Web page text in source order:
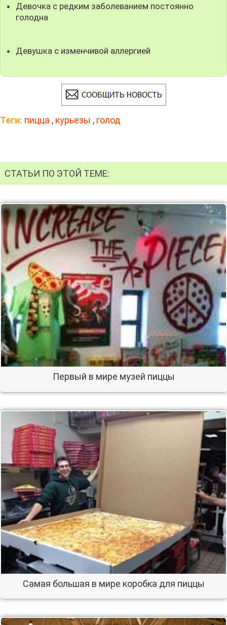
Девочка с редким заболеванием постоянно
голодна
Девушка с изменчивой аллергией
Теги: пицца , курьезы , голод
СТАТЬИ ПО ЭТОЙ ТЕМЕ:
Первый в мире музей пиццы
Самая большая в мире коробка для пиццы